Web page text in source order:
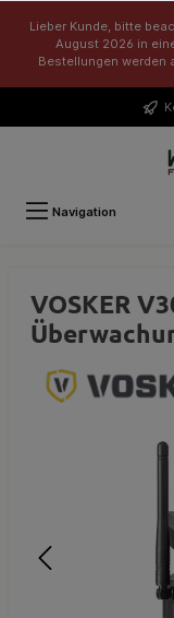
Lieber Kunde, bitte
August 2026 in
Bestellungen werden
Navigation
VOSKER